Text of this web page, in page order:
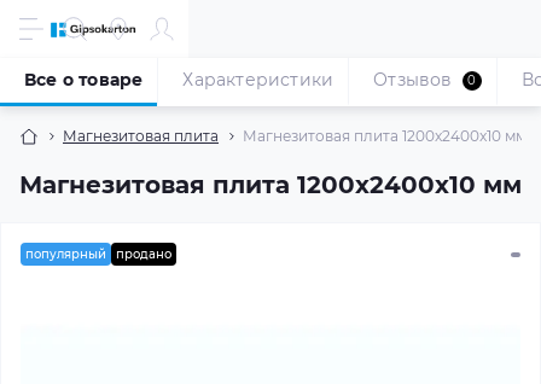
Магнезитовая плита Магнезитовая плита 1200x2400x10 мм
Магнезитовая плита 1200x2400x10 мм
Все о товаре Характеристики Отзывов 0
популярный продано